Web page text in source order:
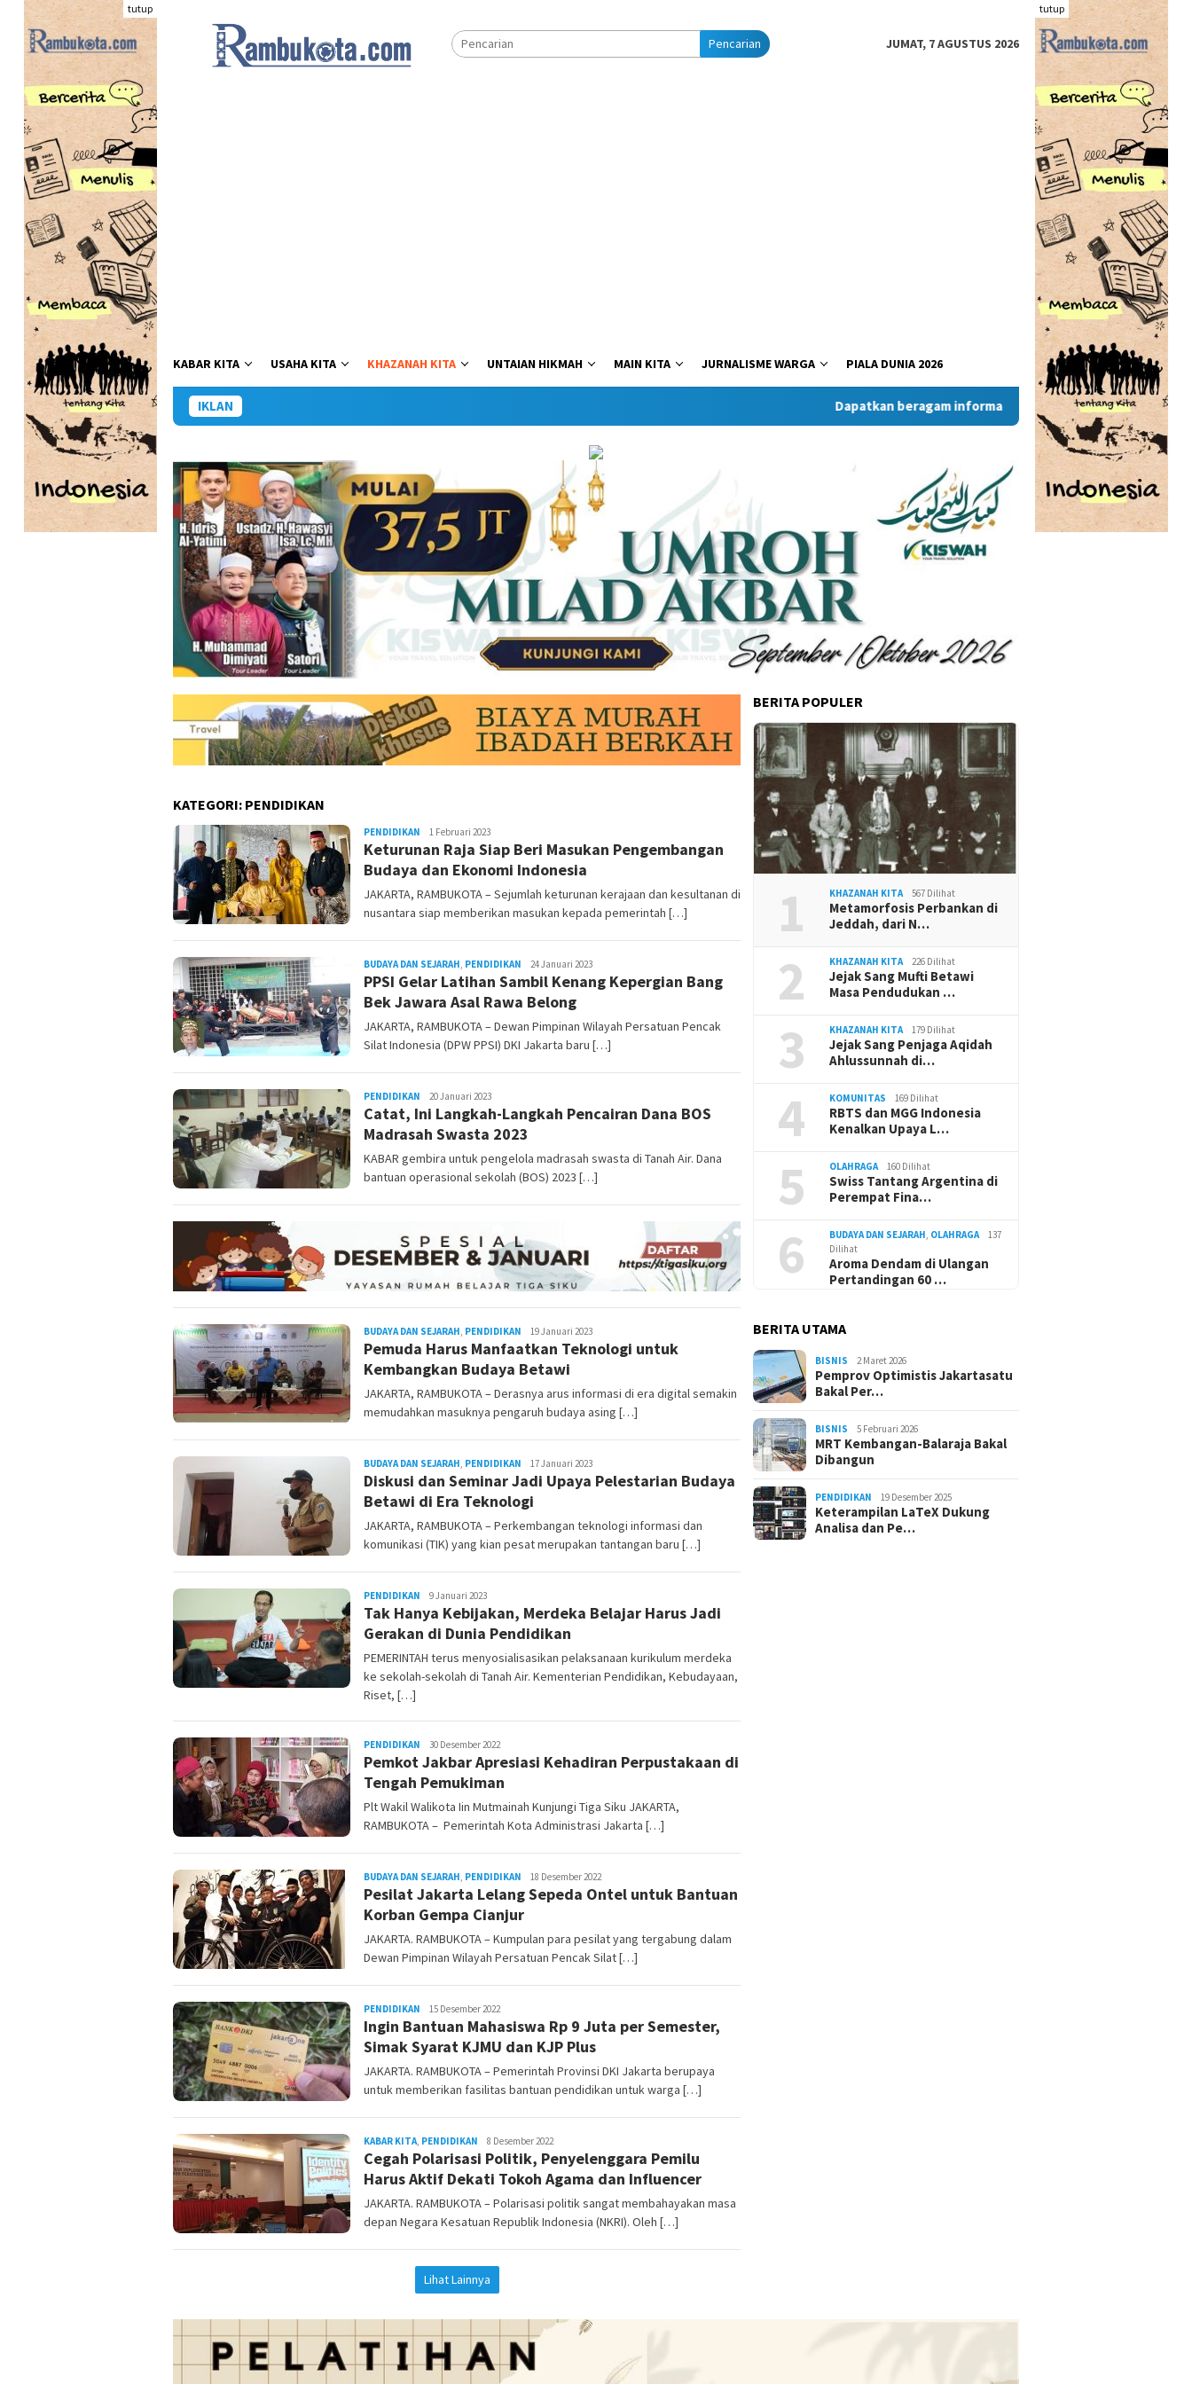
Loncat
konten
tutup tutup
Pencarian JUMAT, 7 AGUSTUS 2026
KABAR KITA USAHA KITA KHAZANAH KITA UNTAIAN HIKMAH MAIN KITA JURNALISME WARGA PIALA DUNIA 2026
IKLAN Dapatkan beragam informasi dan berita menarik dari situs
KATEGORI: PENDIDIKAN
PENDIDIKAN Rambu
Kota
1 Februari 2023
Keturunan Raja Siap Beri Masukan Pengembangan
Budaya dan Ekonomi Indonesia
JAKARTA, RAMBUKOTA – Sejumlah keturunan kerajaan dan kesultanan di
nusantara siap memberikan masukan kepada pemerintah […]
BUDAYA DAN SEJARAH, PENDIDIKAN Rambu
Kota
24 Januari 2023
PPSI Gelar Latihan Sambil Kenang Kepergian Bang
Bek Jawara Asal Rawa Belong
JAKARTA, RAMBUKOTA – Dewan Pimpinan Wilayah Persatuan Pencak
Silat Indonesia (DPW PPSI) DKI Jakarta baru […]
PENDIDIKAN REDAKSI
RAMBUKOTA
20 Januari 2023
Catat, Ini Langkah-Langkah Pencairan Dana BOS
Madrasah Swasta 2023
KABAR gembira untuk pengelola madrasah swasta di Tanah Air. Dana
bantuan operasional sekolah (BOS) 2023 […]
BUDAYA DAN SEJARAH, PENDIDIKAN Rambu
Kota
19 Januari 2023
Pemuda Harus Manfaatkan Teknologi untuk
Kembangkan Budaya Betawi
JAKARTA, RAMBUKOTA – Derasnya arus informasi di era digital semakin
memudahkan masuknya pengaruh budaya asing […]
BUDAYA DAN SEJARAH, PENDIDIKAN Rambu
Kota
17 Januari 2023
Diskusi dan Seminar Jadi Upaya Pelestarian Budaya
Betawi di Era Teknologi
JAKARTA, RAMBUKOTA – Perkembangan teknologi informasi dan
komunikasi (TIK) yang kian pesat merupakan tantangan baru […]
PENDIDIKAN Rambu
Kota
9 Januari 2023
Tak Hanya Kebijakan, Merdeka Belajar Harus Jadi
Gerakan di Dunia Pendidikan
PEMERINTAH terus menyosialisasikan pelaksanaan kurikulum merdeka
ke sekolah-sekolah di Tanah Air. Kementerian Pendidikan, Kebudayaan,
Riset, […]
PENDIDIKAN REDAKSI
RAMBUKOTA
30 Desember 2022
Pemkot Jakbar Apresiasi Kehadiran Perpustakaan di
Tengah Pemukiman
Plt Wakil Walikota Iin Mutmainah Kunjungi Tiga Siku JAKARTA,
RAMBUKOTA – Pemerintah Kota Administrasi Jakarta […]
BUDAYA DAN SEJARAH, PENDIDIKAN REDAKSI
RAMBUKOTA
18 Desember 2022
Pesilat Jakarta Lelang Sepeda Ontel untuk Bantuan
Korban Gempa Cianjur
JAKARTA. RAMBUKOTA – Kumpulan para pesilat yang tergabung dalam
Dewan Pimpinan Wilayah Persatuan Pencak Silat […]
PENDIDIKAN REDAKSI
RAMBUKOTA
15 Desember 2022
Ingin Bantuan Mahasiswa Rp 9 Juta per Semester,
Simak Syarat KJMU dan KJP Plus
JAKARTA. RAMBUKOTA – Pemerintah Provinsi DKI Jakarta berupaya
untuk memberikan fasilitas bantuan pendidikan untuk warga […]
KABAR KITA, PENDIDIKAN REDAKSI
RAMBUKOTA
8 Desember 2022
Cegah Polarisasi Politik, Penyelenggara Pemilu
Harus Aktif Dekati Tokoh Agama dan Influencer
JAKARTA. RAMBUKOTA – Polarisasi politik sangat membahayakan masa
depan Negara Kesatuan Republik Indonesia (NKRI). Oleh […]
Lihat Lainnya
BERITA POPULER
1 KHAZANAH KITA 567 Dilihat
Metamorfosis Perbankan di
Jeddah, dari N…
2 KHAZANAH KITA 226 Dilihat
Jejak Sang Mufti Betawi
Masa Pendudukan …
3 KHAZANAH KITA 179 Dilihat
Jejak Sang Penjaga Aqidah
Ahlussunnah di…
4 KOMUNITAS 169 Dilihat
RBTS dan MGG Indonesia
Kenalkan Upaya L…
5 OLAHRAGA 160 Dilihat
Swiss Tantang Argentina di
Perempat Fina…
6 BUDAYA DAN SEJARAH OLAHRAGA
137
Dilihat
Aroma Dendam di Ulangan
Pertandingan 60 …
BERITA UTAMA
BISNIS 2 Maret 2026
Pemprov Optimistis Jakartasatu
Bakal Per…
BISNIS 5 Februari 2026
MRT Kembangan-Balaraja Bakal
Dibangun
PENDIDIKAN 19 Desember 2025
Keterampilan LaTeX Dukung
Analisa dan Pe…